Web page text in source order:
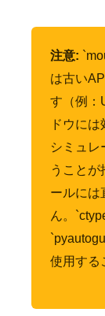
注意:
は古い
す（例：
ドウに
シミュレ
うことが
ールには
ん。
使用する